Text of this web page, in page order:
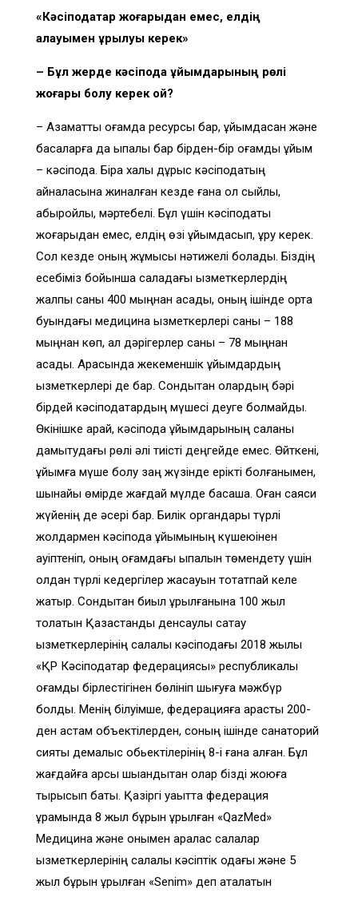
«Кәсіподақтар жоғарыдан емес, елдің
қалауымен құрылуы керек»
– Бұл жерде кәсіподақ ұйымдарының рөлі
жоғары болу керек қой?
– Азаматтық қоғамда ресурсы бар, ұйымдасқан және
басқаларға да ықпалы бар бірден-бір қоғамдық ұйым
– кәсіподақ. Бірақ халық дұрыс кәсіподақтың
айналасына жиналған кезде ғана ол сыйлы,
абыройлы, мәртебелі. Бұл үшін кәсіподақты
жоғарыдан емес, елдің өзі ұйымдасып, құру керек.
Сол кезде оның жұмысы нәтижелі болады. Біздің
есебіміз бойынша саладағы қызметкерлердің
жалпы саны 400 мыңнан асады, оның ішінде орта
буындағы медицина қызметкерлері саны – 188
мыңнан көп, ал дәрігерлер саны – 78 мыңнан
асады. Арасында жекеменшік ұйымдардың
қызметкерлері де бар. Сондықтан олардың бәрі
бірдей кәсіподақтардың мүшесі деуге болмайды.
Өкінішке қарай, кәсіподақ ұйымдарының саланы
дамытудағы рөлі әлі тиісті деңгейде емес. Өйткені,
ұйымға мүше болу заң жүзінде ерікті болғанымен,
шынайы өмірде жағдай мүлде басқаша. Оған саяси
жүйенің де әсері бар. Билік органдары түрлі
жолдармен кәсіподақ ұйымының күшеюінен
қауіптеніп, оның қоғамдағы ықпалын төмендету үшін
қолдан түрлі кедергілер жасауын тоқтатпай келе
жатыр. Сондықтан биыл құрылғанына 100 жыл
толатын Қазақстандық денсаулық сақтау
қызметкерлерінің салалық кәсіподағы 2018 жылы
«ҚР Кәсіподақтар федерациясы» республикалық
қоғамдық бірлестігінен бөлініп шығуға мәжбүр
болды. Менің білуімше, федерацияға қарасты 200-
ден астам объектілерден, соның ішінде санаторий
сияқты демалыс обьектілерінің 8-і ғана қалған. Бұл
жағдайға қарсы шыққандықтан олар бізді жоюға
тырысып бақты. Қазіргі уақытта федерация
құрамында 8 жыл бұрын құрылған «QazMed»
Медицина және онымен аралас салалар
қызметкерлерінің салалық кәсіптік одағы және 5
жыл бұрын құрылған «Senim» деп аталатын